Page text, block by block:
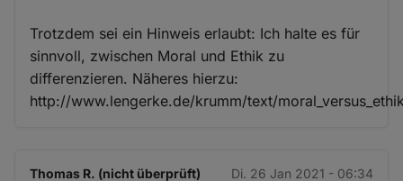
Trotzdem sei ein Hinweis erlaubt: Ich halte es für
sinnvoll, zwischen Moral und Ethik zu
differenzieren. Näheres hierzu:
http://www.lengerke.de/krumm/text/
Thomas R. (nicht überprüft) Di. 26 Jan 2021 - 06:34